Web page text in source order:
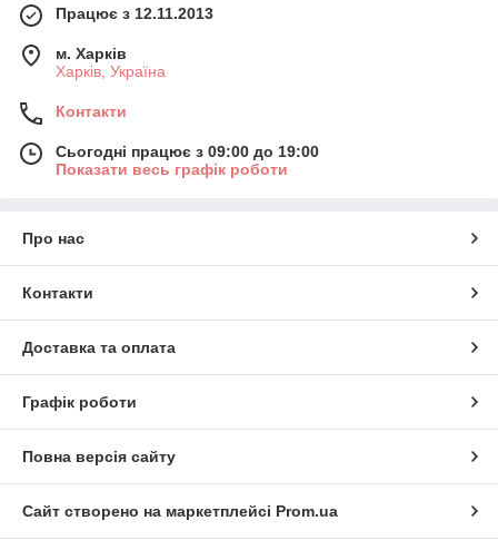
Працює з 12.11.2013
м. Харків
Харків, Україна
Контакти
Сьогодні працює з 09:00 до 19:00
Показати весь графік роботи
Про нас
Контакти
Доставка та оплата
Графік роботи
Повна версія сайту
Сайт створено на маркетплейсі Prom.ua